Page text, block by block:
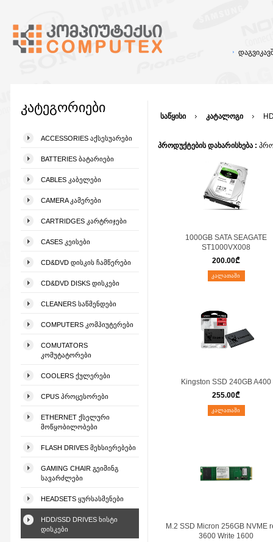
კატეგორიები
ACCESSORIES ᲐᲥᲡᲔᲡᲣᲐᲠᲔᲑᲘ
BATTERIES ᲑᲐᲢᲐᲠᲘᲔᲑᲘ
CABLES ᲙᲐᲑᲔᲚᲔᲑᲘ
CAMERA ᲙᲐᲛᲔᲠᲔᲑᲘ
CARTRIDGES ᲙᲐᲠᲢᲠᲘᲯᲔᲑᲘ
CASES ᲙᲔᲘᲡᲔᲑᲘ
CD&DVD ᲓᲘᲡᲙᲘᲡ ᲩᲐᲛᲬᲔᲠᲔᲑᲘ
CD&DVD DISKS ᲓᲘᲡᲙᲔᲑᲘ
CLEANERS ᲡᲐᲬᲛᲔᲜᲓᲔᲑᲘ
COMPUTERS ᲙᲝᲛᲞᲘᲣᲢᲔᲠᲔᲑᲘ
COMUTATORS
ᲙᲝᲛᲣᲢᲐᲢᲝᲠᲔᲑᲘ
COOLERS ᲥᲣᲚᲔᲠᲔᲑᲘ
CPUS ᲞᲠᲝᲪᲔᲡᲝᲠᲔᲑᲘ
ETHERNET ᲥᲡᲔᲚᲣᲠᲘ
ᲛᲝᲬᲧᲝᲑᲘᲚᲝᲑᲔᲑᲘ
FLASH DRIVES ᲛᲔᲮᲡᲘᲔᲠᲔᲑᲔᲑᲘ
GAMING CHAIR ᲒᲔᲘᲛᲘᲜᲒ
ᲡᲐᲕᲐᲠᲫᲚᲔᲑᲘ
HEADSETS ᲧᲣᲠᲡᲐᲡᲛᲔᲜᲔᲑᲘ
HDD/SSD DRIVES ᲮᲘᲡᲢᲘ
ᲓᲘᲡᲙᲔᲑᲘ
საწყისი კატალოგი
პროდუქტების დახარისხება :
1000GB SATA SEAGATE
ST1000VX008
200.00₾
ᲙᲐᲚᲐᲗᲐᲨᲘ
Kingston SSD 240GB A400
255.00₾
ᲙᲐᲚᲐᲗᲐᲨᲘ
M.2 SSD Micron 256GB NVME
3600 Write 1600